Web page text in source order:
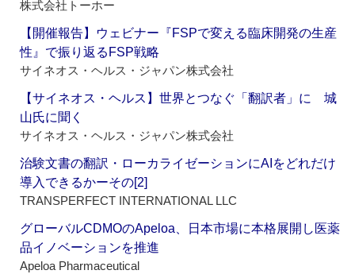
株式会社トーホー
【開催報告】ウェビナー『FSPで変える臨床開発の生産
性』で振り返るFSP戦略
サイネオス・ヘルス・ジャパン株式会社
【サイネオス・ヘルス】世界とつなぐ「翻訳者」に 城
山氏に聞く
サイネオス・ヘルス・ジャパン株式会社
治験文書の翻訳・ローカライゼーションにAIをどれだけ
導入できるかーその[2]
TRANSPERFECT INTERNATIONAL LLC
グローバルCDMOのApeloa、日本市場に本格展開し医薬
品イノベーションを推進
Apeloa Pharmaceutical